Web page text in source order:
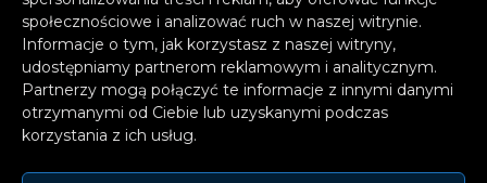
społecznościowe i analizować ruch w naszej witrynie.
Informacje o tym, jak korzystasz z naszej witryny,
udostępniamy partnerom reklamowym i analitycznym.
Partnerzy mogą połączyć te informacje z innymi danymi
otrzymanymi od Ciebie lub uzyskanymi podczas
korzystania z ich usług.
samej siebie i o tym, że słowo „zaburzenie”
jest niewłaściwym terminem, ponieważ to
moja normalność. Do wszystkich z ADHD:
jesteście widziani i kochani.